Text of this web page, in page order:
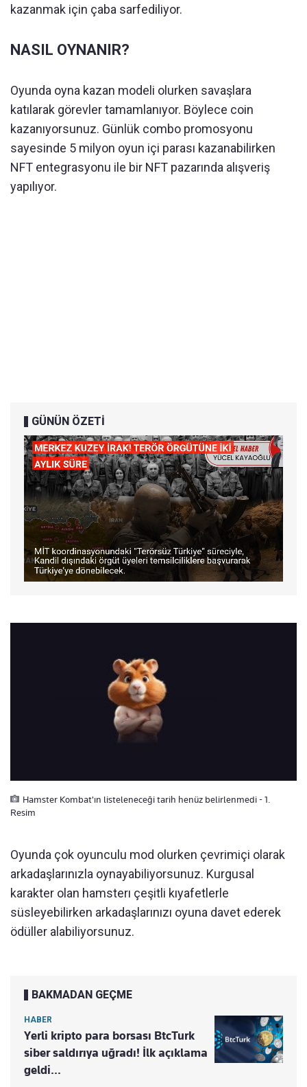
kazanmak için çaba sarfediliyor.
NASIL OYNANIR?
Oyunda oyna kazan modeli olurken savaşlara
katılarak görevler tamamlanıyor. Böylece coin
kazanıyorsunuz. Günlük combo promosyonu
sayesinde 5 milyon oyun içi parası kazanabilirken
NFT entegrasyonu ile bir NFT pazarında alışveriş
yapılıyor.
GÜNÜN ÖZETİ
Hamster Kombat'ın listeleneceği tarih henüz belirlenmedi - 1.
Resim
Oyunda çok oyunculu mod olurken çevrimiçi olarak
arkadaşlarınızla oynayabiliyorsunuz. Kurgusal
karakter olan hamsterı çeşitli kıyafetlerle
süsleyebilirken arkadaşlarınızı oyuna davet ederek
ödüller alabiliyorsunuz.
BAKMADAN GEÇME
HABER
Yerli kripto para borsası BtcTurk
siber saldırıya uğradı! İlk açıklama
geldi...